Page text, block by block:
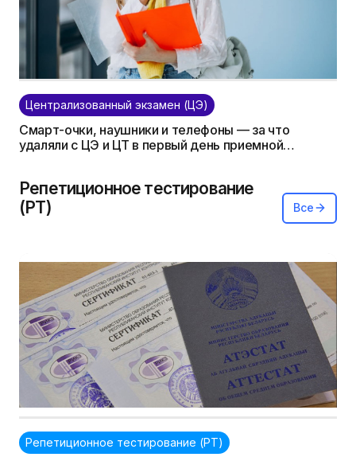
Централизованный экзамен (ЦЭ)
Смарт-очки, наушники и телефоны — за что
удаляли с ЦЭ и ЦТ в первый день приемной
Репетиционное тестирование
(РТ)
Все
Репетиционное тестирование (РТ)